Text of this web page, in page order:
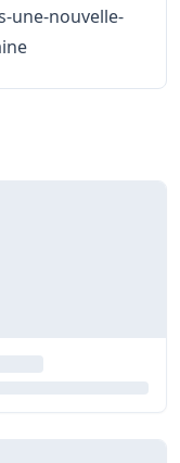
une-nouvelle-